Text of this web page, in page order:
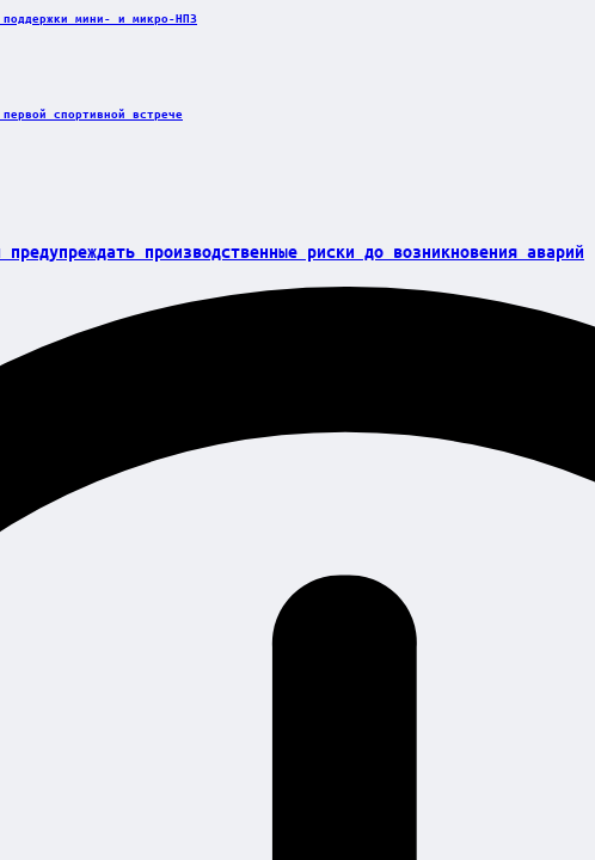
мини- и микро-НПЗ
спортивной встрече
производственные риски до возникновения аварий